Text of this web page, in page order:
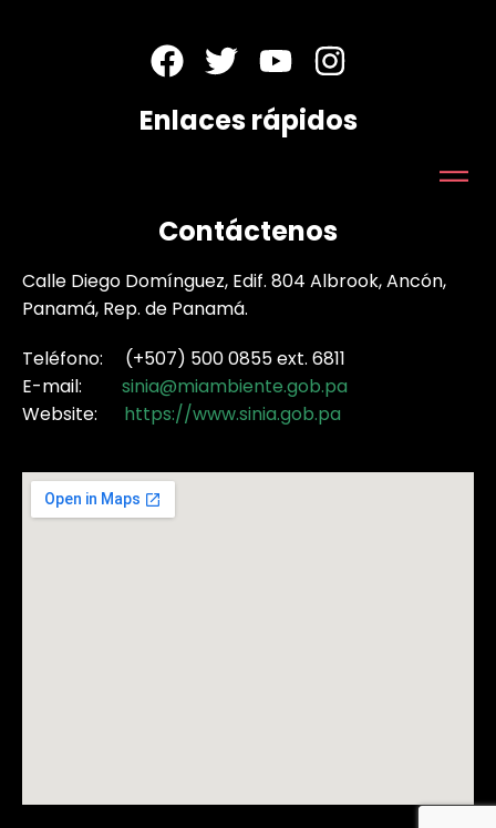
Enlaces rápidos
Contáctenos
Calle Diego Domínguez, Edif. 804 Albrook, Ancón,
Panamá, Rep. de Panamá.
Teléfono: (+507) 500 0855 ext. 6811
E-mail: sinia@miambiente.gob.pa
Website: https://www.sinia.gob.pa